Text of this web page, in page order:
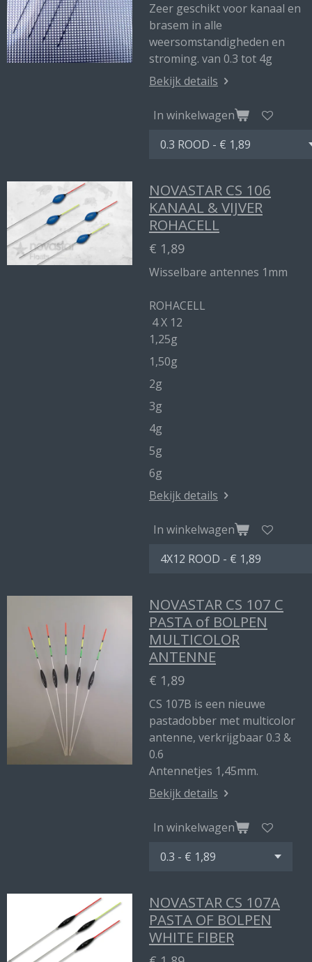
Zeer geschikt voor kanaal en
brasem in alle
weersomstandigheden en
stroming. van 0.3 tot 4g
Bekijk details
In winkelwagen
NOVASTAR CS 106
KANAAL & VIJVER
ROHACELL
€ 1,89
Wisselbare antennes 1mm
ROHACELL
4 X 12
1,25g
1,50g
2g
3g
4g
5g
6g
Bekijk details
In winkelwagen
NOVASTAR CS 107 C
PASTA of BOLPEN
MULTICOLOR
ANTENNE
€ 1,89
CS 107B is een nieuwe
pastadobber met multicolor
antenne, verkrijgbaar 0.3 &
0.6
Antennetjes 1,45mm.
Bekijk details
In winkelwagen
NOVASTAR CS 107A
PASTA OF BOLPEN
WHITE FIBER